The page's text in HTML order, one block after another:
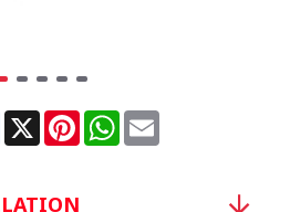
Facebook
X PinterestWhatsApp
Email